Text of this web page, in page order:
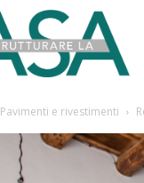
Pavimenti e rivestimenti